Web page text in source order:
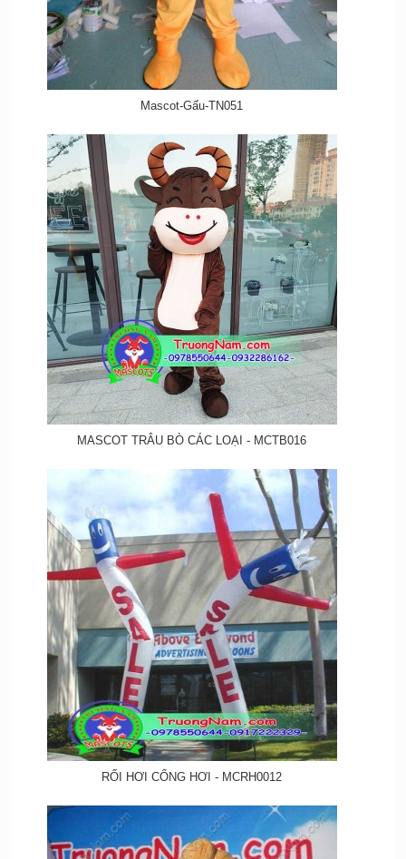
Mascot-Gấu-TN051
MASCOT TRÂU BÒ CÁC LOẠI - MCTB016
RỐI HƠI CỔNG HƠI - MCRH0012